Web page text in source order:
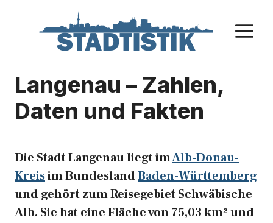
Langenau – Zahlen,
Daten und Fakten
Die Stadt Langenau liegt imAlb-Donau-
Kreisim BundeslandBaden-Württemberg
und gehört zum Reisegebiet Schwäbische
Alb. Sie hat eine Fläche von 75,03 km² und